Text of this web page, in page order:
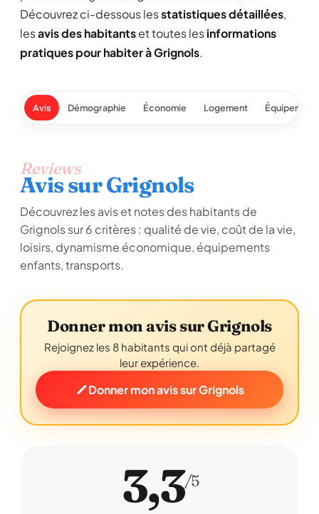
Découvrez ci-dessous lesstatistiques détaillées,
lesavis des habitantset toutes lesinformations
pratiques pour habiter à Grignols.
Avis Démographie Économie Logement
Reviews
Avis sur Grignols
Découvrez les avis et notes des habitants de
Grignols sur 6 critères : qualité de vie, coût de la vie,
loisirs, dynamisme économique, équipements
enfants, transports.
Donner mon avis sur Grignols
Rejoignez les 8 habitants qui ont déjà partagé
leur expérience.
Donner mon avis sur Grignols
3,3/5